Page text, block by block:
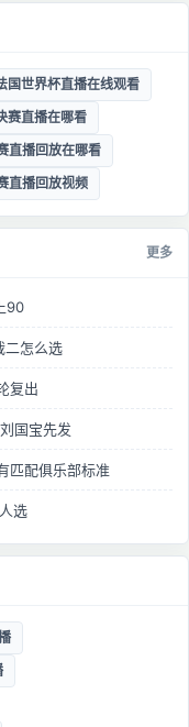
国世界杯直播在线观看
赛直播在哪看
直播回放在哪看
直播回放视频
更多
90
二怎么选
复出
国宝先发
匹配俱乐部标准
选